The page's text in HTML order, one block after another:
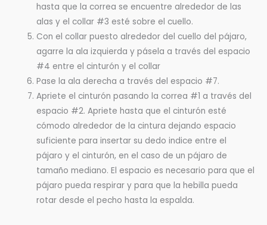
hasta que la correa se encuentre alrededor de las
alas y el collar #3 esté sobre el cuello.
Con el collar puesto alrededor del cuello del pájaro,
agarre la ala izquierda y pásela a través del espacio
#4 entre el cinturón y el collar
Pase la ala derecha a través del espacio #7.
Apriete el cinturón pasando la correa #1 a través del
espacio #2. Apriete hasta que el cinturón esté
cómodo alrededor de la cintura dejando espacio
suficiente para insertar su dedo indice entre el
pájaro y el cinturón, en el caso de un pájaro de
tamaño mediano. El espacio es necesario para que el
pájaro pueda respirar y para que la hebilla pueda
rotar desde el pecho hasta la espalda.